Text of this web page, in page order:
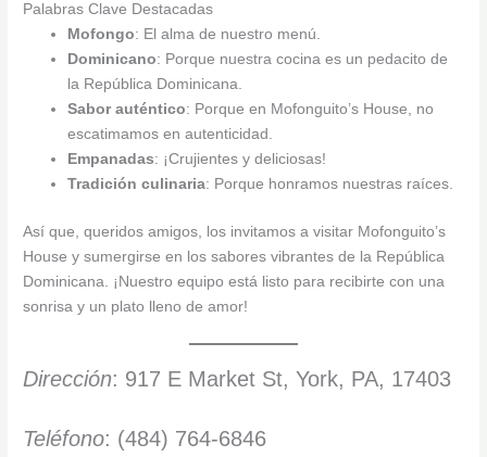
Palabras Clave Destacadas
Mofongo: El alma de nuestro menú.
Dominicano: Porque nuestra cocina es un pedacito de
la República Dominicana.
Sabor auténtico: Porque en Mofonguito’s House, no
escatimamos en autenticidad.
Empanadas: ¡Crujientes y deliciosas!
Tradición culinaria: Porque honramos nuestras raíces.
Así que, queridos amigos, los invitamos a visitar Mofonguito’s
House y sumergirse en los sabores vibrantes de la República
Dominicana. ¡Nuestro equipo está listo para recibirte con una
sonrisa y un plato lleno de amor!
Dirección: 917 E Market St, York, PA, 17403
Teléfono: (484) 764-6846